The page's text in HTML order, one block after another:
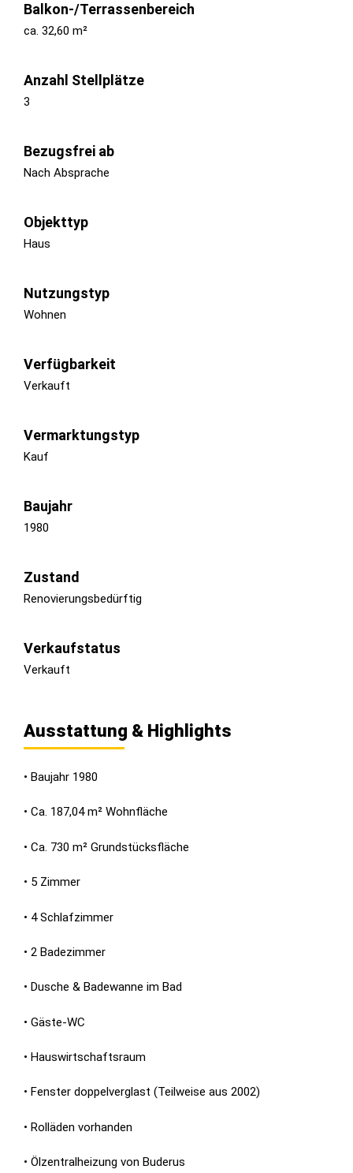
Balkon-/Terrassenbereich
ca. 32,60 m²
Anzahl Stellplätze
3
Bezugsfrei ab
Nach Absprache
Objekttyp
Haus
Nutzungstyp
Wohnen
Verfügbarkeit
Verkauft
Vermarktungstyp
Kauf
Baujahr
1980
Zustand
Renovierungsbedürftig
Verkaufstatus
Verkauft
Ausstattung & Highlights
• Baujahr 1980
• Ca. 187,04 m² Wohnfläche
• Ca. 730 m² Grundstücksfläche
• 5 Zimmer
• 4 Schlafzimmer
• 2 Badezimmer
• Dusche & Badewanne im Bad
• Gäste-WC
• Hauswirtschaftsraum
• Fenster doppelverglast (Teilweise aus 2002)
• Rolläden vorhanden
• Ölzentralheizung von Buderus